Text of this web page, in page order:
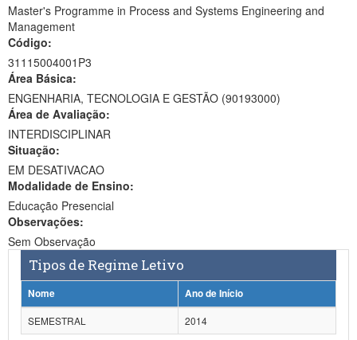
Ministério da Cidadania
Ministério da Saúde
Ministério de Minas e Energia
Ministério da Ciência, Tecnologia, Inovações e Comunicações
Ministério do Meio Ambiente
Ministério do Turismo
Ministério do Desenvolvimento Regional
Ministério da Mulher, da Família e dos Direitos Humanos
Secretaria-Geral
Master's Programme in Process and Systems Engineering and
Management
Código:
31115004001P3
Área Básica:
ENGENHARIA, TECNOLOGIA E GESTÃO (90193000)
Área de Avaliação:
INTERDISCIPLINAR
Situação:
EM DESATIVACAO
Modalidade de Ensino:
Educação Presencial
Observações:
Sem Observação
Tipos de Regime Letivo
Nome
Ano de Início
SEMESTRAL
2014